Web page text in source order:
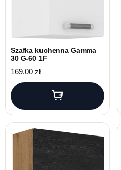
Szafka kuchenna Gamma
30 G-60 1F
169,00 zł